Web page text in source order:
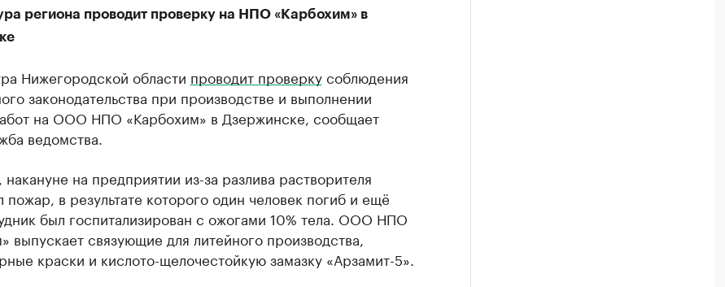
региона проводит проверку на НПО «Карбохим» в
Нижегородской области проводит проверкусоблюдения
законодательства при производстве и выполнении
на ООО НПО «Карбохим» в Дзержинске, сообщает
ведомства.
на предприятии из-за разлива растворителя
в результате которого один человек погиб и ещё
был госпитализирован с ожогами 10% тела. ООО НПО
выпускает связующие для литейного производства,
краски и кислото-щелочестойкую замазку «​Арзамит-5».